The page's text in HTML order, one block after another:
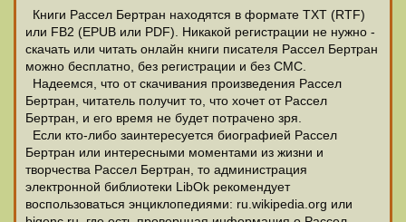
Книги Рассел Бертран находятся в формате ТХТ (RTF)
или FB2 (EPUB или PDF). Никакой регистрации не нужно -
скачать или читать онлайн книги писателя Рассел Бертран
можно бесплатно, без регистрации и без СМС.
Надеемся, что от скачивания произведения Рассел
Бертран, читатель получит то, что хочет от Рассел
Бертран, и его время не будет потрачено зря.
Если кто-либо заинтересуется биографией Рассел
Бертран или интересными моментами из жизни и
творчества Рассел Бертран, то администрация
электронной библиотеки LibOk рекомендует
воспользоваться энциклопедиями: ru.wikipedia.org или